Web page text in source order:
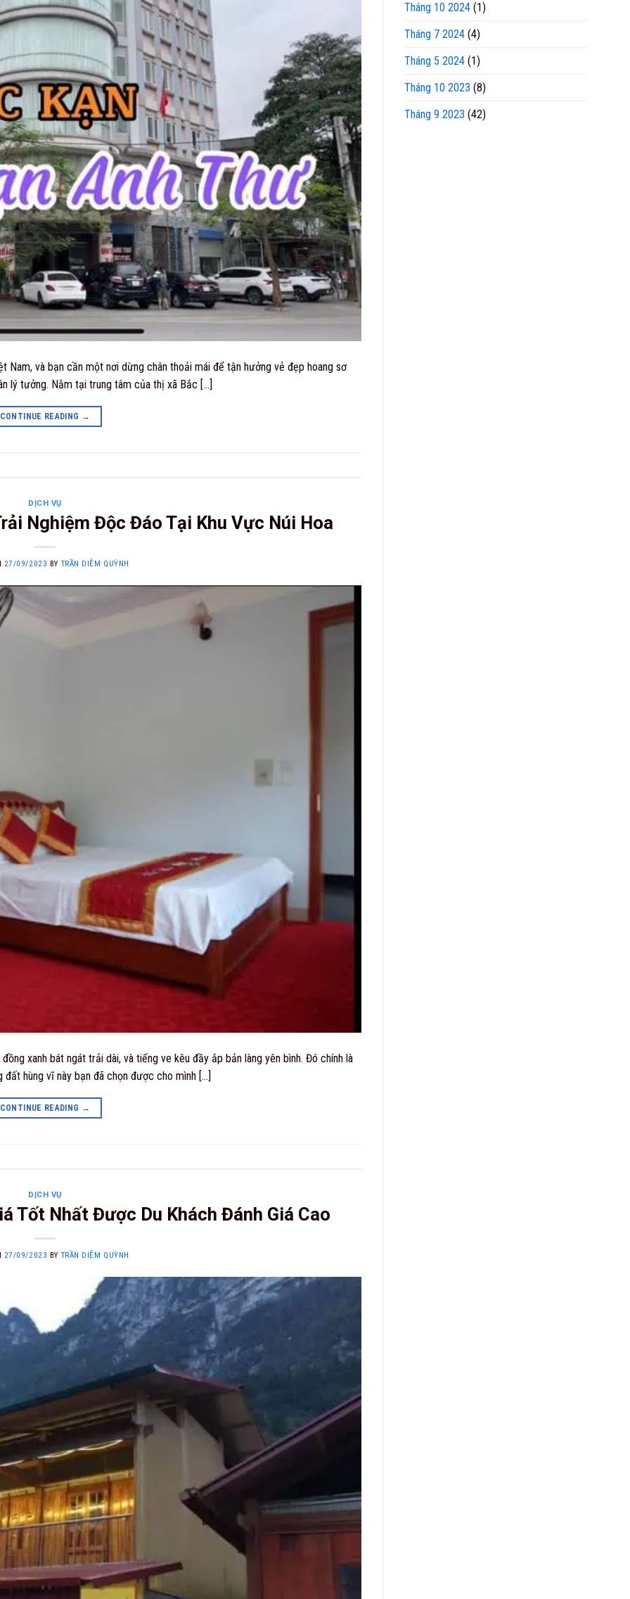
và bạn cần một nơi dừng chân thoải mái để tận hưởng vẻ đẹp hoang sơ
lý tưởng. Nằm tại trung tâm của thị xã Bắc […]
CONTINUE READING →
DỊCH VỤ
Nghiệm Độc Đáo Tại Khu Vực Núi Hoa
27/09/2023 BY TRẦN DIỄM QUỲNH
xanh bát ngát trải dài, và tiếng ve kêu đầy ắp bản làng yên bình. Đó chính là
hùng vĩ này bạn đã chọn được cho mình […]
CONTINUE READING →
DỊCH VỤ
Tốt Nhất Được Du Khách Đánh Giá Cao
27/09/2023 BY TRẦN DIỄM QUỲNH
Tháng 10 2024 (1)
Tháng 7 2024 (4)
Tháng 5 2024 (1)
Tháng 10 2023 (8)
Tháng 9 2023 (42)